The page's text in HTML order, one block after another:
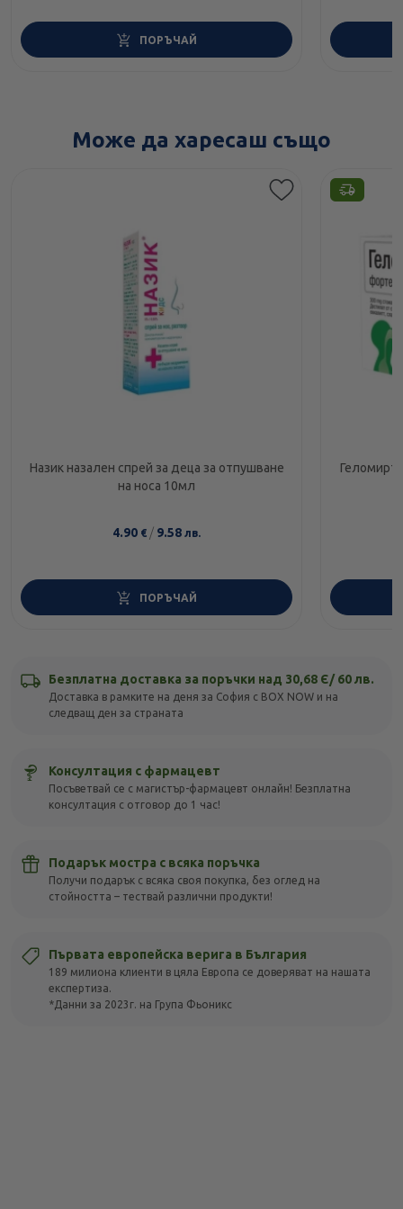
ПОРЪЧАЙ
Може да харесаш също
Назик назален спрей за деца за отпушване
на носа 10мл
4.90 € / 9.58 лв.
ПОРЪЧАЙ
Безплатна доставка за поръчки над 30,68 Є/ 60 лв.
Доставка в рамките на деня за София с BOX NOW и на
следващ ден за страната
Консултация с фармацевт
Посъветвай се с магистър-фармацевт онлайн! Безплатна
консултация с отговор до 1 час!
Подарък мостра с всяка поръчка
Получи подарък с всяка своя покупка, без оглед на
стойността – тествай различни продукти!
Първата европейска верига в България
189 милиона клиенти в цяла Европа се доверяват на нашата
експертиза.
*Данни за 2023г. на Група Фьоникс